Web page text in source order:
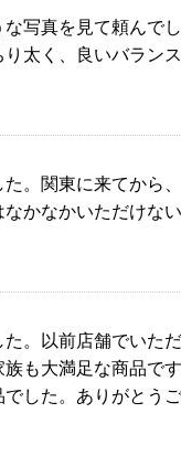
写真を見て頼んで
太く、良いバラン
。関東に来てから
かなかいただけな
。以前店舗でいた
も大満足な商品で
した。ありがとうご